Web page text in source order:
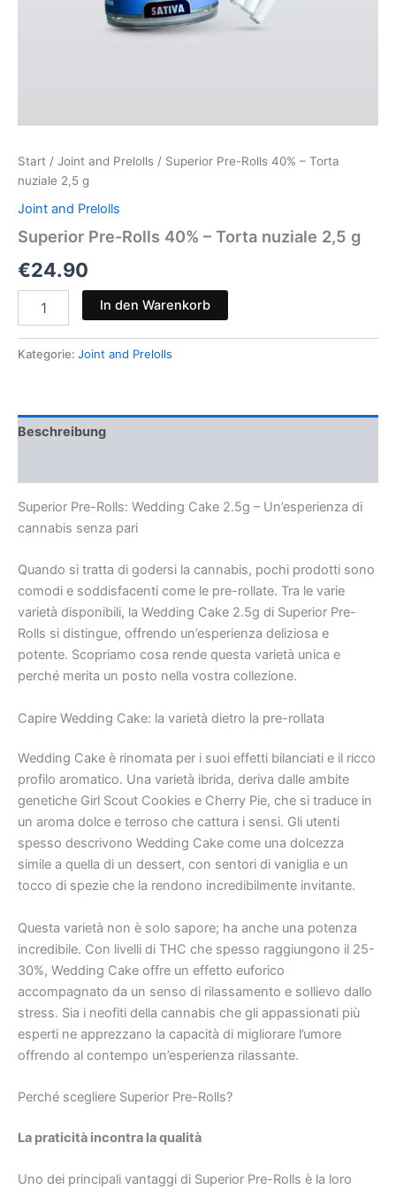
Start / Joint and Prelolls / Superior Pre-Rolls 40% – Torta
nuziale 2,5 g
Joint and Prelolls
Superior Pre-Rolls 40% – Torta nuziale 2,5 g
€24.90
40%
2,5
g
In den Warenkorb
Kategorie: Joint and Prelolls
Beschreibung
Superior Pre-Rolls: Wedding Cake 2.5g – Un’esperienza di
cannabis senza pari
Quando si tratta di godersi la cannabis, pochi prodotti sono
comodi e soddisfacenti come le pre-rollate. Tra le varie
varietà disponibili, la Wedding Cake 2.5g di Superior Pre-
Rolls si distingue, offrendo un’esperienza deliziosa e
potente. Scopriamo cosa rende questa varietà unica e
perché merita un posto nella vostra collezione.
Capire Wedding Cake: la varietà dietro la pre-rollata
Wedding Cake è rinomata per i suoi effetti bilanciati e il ricco
profilo aromatico. Una varietà ibrida, deriva dalle ambite
genetiche Girl Scout Cookies e Cherry Pie, che si traduce in
un aroma dolce e terroso che cattura i sensi. Gli utenti
spesso descrivono Wedding Cake come una dolcezza
simile a quella di un dessert, con sentori di vaniglia e un
tocco di spezie che la rendono incredibilmente invitante.
Questa varietà non è solo sapore; ha anche una potenza
incredibile. Con livelli di THC che spesso raggiungono il 25-
30%, Wedding Cake offre un effetto euforico
accompagnato da un senso di rilassamento e sollievo dallo
stress. Sia i neofiti della cannabis che gli appassionati più
esperti ne apprezzano la capacità di migliorare l’umore
offrendo al contempo un’esperienza rilassante.
Perché scegliere Superior Pre-Rolls?
La praticità incontra la qualità
Uno dei principali vantaggi di Superior Pre-Rolls è la loro